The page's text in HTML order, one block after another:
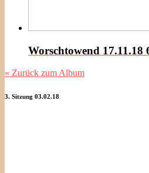
Worschtowend 17.11.18
« Zurück zum Album
3. Sitzung 03.02.18